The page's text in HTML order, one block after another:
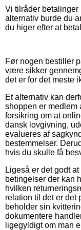
Vi tilråder betalinger
alternativ burde du
du higer efter at
Før nogen bestiller
være sikker
det er for det meste
Et alternativ kan
shoppen er medlem
forsikring om at
dansk lovgivning,
evalueres af
bestemmelser.
hvis du skulle få
Ligeså er det godt
betingelser der kan
hvilken
relation til det er det
beholder sin
dokumentere
ligegyldigt om man